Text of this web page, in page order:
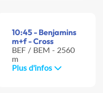
10:45 - Benjamins
m+f - Cross
BEF / BEM - 2560
m
Plus d'infos